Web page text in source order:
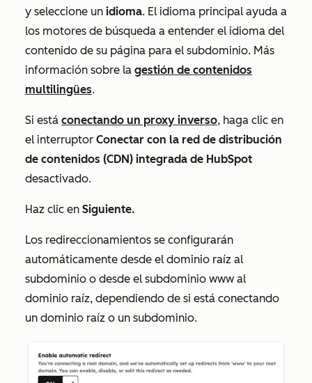
y seleccione un idioma. El idioma principal ayuda a
los motores de búsqueda a entender el idioma del
contenido de su página para el subdominio. Más
información sobre la gestión de contenidos
multilingües.
Si está conectando un proxy inverso, haga clic en
el interruptor Conectar con la red de distribución
de contenidos (CDN) integrada de HubSpot
desactivado.
Haz clic en Siguiente.
Los redireccionamientos se configurarán
automáticamente desde el dominio raíz al
subdominio o desde el subdominio www al
dominio raíz, dependiendo de si está conectando
un dominio raíz o un subdominio.